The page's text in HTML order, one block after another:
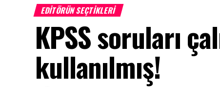
EDITÖRÜN SEÇTIKLERI
KPSS soruları
kullanılmış!